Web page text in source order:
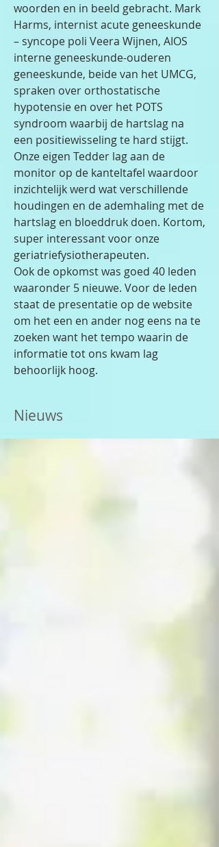
woorden en in beeld gebracht. Mark
Harms, internist acute geneeskunde
– syncope poli Veera Wijnen, AIOS
interne geneeskunde-ouderen
geneeskunde, beide van het UMCG,
spraken over orthostatische
hypotensie en over het POTS
syndroom waarbij de hartslag na
een positiewisseling te hard stijgt.
Onze eigen Tedder lag aan de
monitor op de kanteltafel waardoor
inzichtelijk werd wat verschillende
houdingen en de ademhaling met de
hartslag en bloeddruk doen. Kortom,
super interessant voor onze
geriatriefysiotherapeuten.
Ook de opkomst was goed 40 leden
waaronder 5 nieuwe. Voor de leden
staat de presentatie op de website
om het een en ander nog eens na te
zoeken want het tempo waarin de
informatie tot ons kwam lag
behoorlijk hoog.
Nieuws